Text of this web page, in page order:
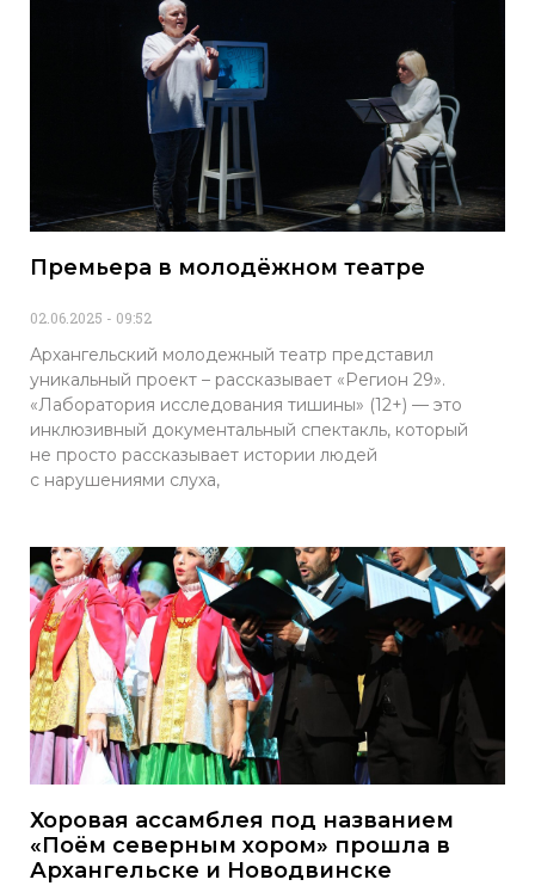
Премьера в молодёжном театре
02.06.2025 09:52
Архангельский молодежный театр представил
уникальный проект – рассказывает «Регион 29».
«Лаборатория исследования тишины» (12+) — это
инклюзивный документальный спектакль, который
не просто рассказывает истории людей
с нарушениями слуха,
Хоровая ассамблея под названием
«Поём северным хором» прошла в
Архангельске и Новодвинске